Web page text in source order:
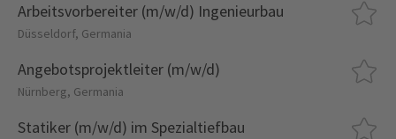
Arbeitsvorbereiter (m/w/d) Ingenieurbau
Düsseldorf, Germania
Angebotsprojektleiter (m/w/d)
Nürnberg, Germania
Statiker (m/w/d) im Spezialtiefbau